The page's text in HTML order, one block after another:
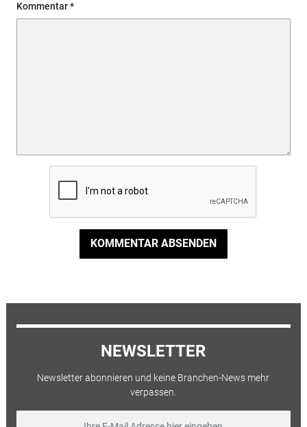
Kommentar
KOMMENTAR ABSENDEN
NEWSLETTER
Newsletter abonnieren und keine Branchen-News mehr
verpassen.